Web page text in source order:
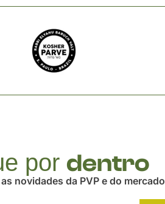
por dentro
novidades da PVP e do mercado